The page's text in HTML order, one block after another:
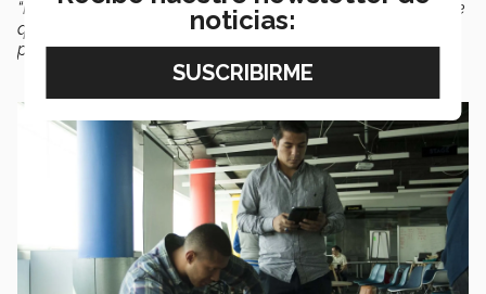
“Realmente analizando estas cifras nos damos cuenta de
que no está siendo real este artículo, porque muchas
personas están muriendo de hambre”,asegura Alonso.
noticias: